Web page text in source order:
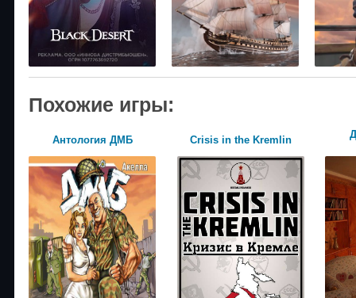
Похожие игры:
Антология ДМБ Crisis in the Kremlin